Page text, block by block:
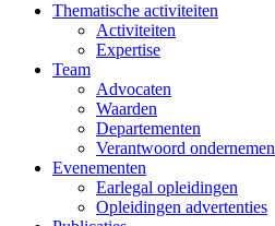
Thematische activiteiten
Activiteiten
Expertise
Team
Advocaten
Waarden
Departementen
Verantwoord ondernemen
Evenementen
Earlegal opleidingen
Opleidingen advertenties